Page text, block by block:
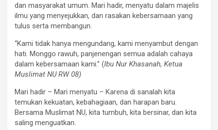
dan masyarakat umum. Mari hadir, menyatu dalam majelis
ilmu yang menyejukkan, dan rasakan kebersamaan yang
tulus serta membangun.
“Kami tidak hanya mengundang, kami menyambut dengan
hati. Monggo rawuh, panjenengan semua adalah cahaya
dalam kebersamaan kami.” (Ibu Nur Khasanah, Ketua
Muslimat NU RW 08)
Mari hadir – Mari menyatu – Karena di sanalah kita
temukan kekuatan, kebahagiaan, dan harapan baru.
Bersama Muslimat NU, kita tumbuh, kita bersinar, dan kita
saling menguatkan.